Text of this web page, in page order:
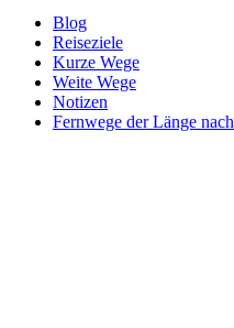
Blog
Reiseziele
Kurze Wege
Weite Wege
Notizen
Fernwege der Länge nach